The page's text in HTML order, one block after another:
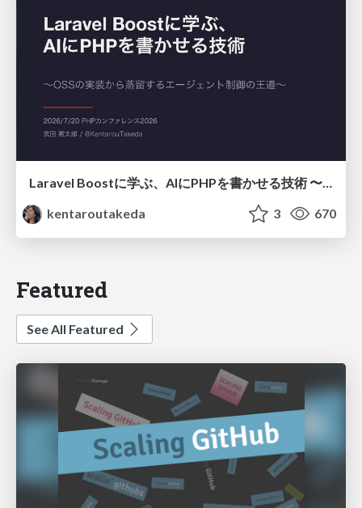
Laravel Boostに学ぶ、AIにPHPを書かせる技術 〜OSSの実装から蒸留するエージェント制御の王道〜
kentaroutakeda
3 670
Featured
See All Featured